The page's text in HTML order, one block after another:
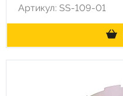
Артикул: SS-109-01